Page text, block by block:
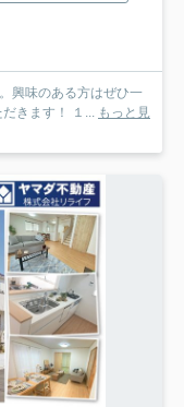
興味のある方はぜひ一
きます！ １... もっと見